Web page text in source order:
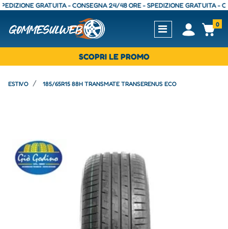
GRATUITA - CONSEGNA 24/48 ORE - SPEDIZIONE GRATUITA -
Open0
SCOPRI LE PROMO
ESTIVO 185/65R15 88H TRANSMATE TRANSERENUS ECO